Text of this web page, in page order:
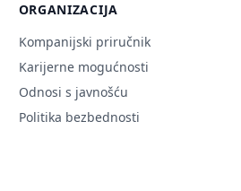
ORGANIZACIJA
Kompanijski priručnik
Karijerne mogućnosti
Odnosi s javnošću
Politika bezbednosti